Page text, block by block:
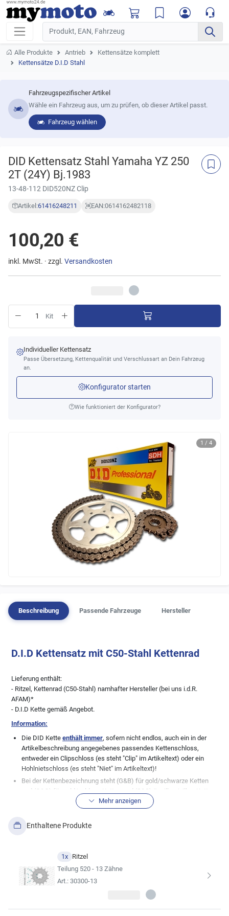
Alle Produkte Antrieb
Kettensätze komplett
Kettensätze D.I.D Stahl
Fahrzeugspezifischer Artikel
Wähle ein Fahrzeug aus, um zu prüfen, ob dieser Artikel passt.
Fahrzeug wählen
DID Kettensatz Stahl Yamaha YZ 250
2T (24Y) Bj.1983
13-48-112 DID520NZ Clip
Artikel:61416248211 EAN:0614162482118
1 / 4
100,20 €
inkl. MwSt. · zzgl. Versandkosten
Kit
Individueller Kettensatz
Passe Übersetzung, Kettenqualität und Verschlussart an Dein Fahrzeug
an.
Konfigurator starten
Wie funktioniert der Konfigurator?
Beschreibung Passende Fahrzeuge Hersteller
D.I.D Kettensatz mit C50-Stahl Kettenrad
Lieferung enthält:
- Ritzel, Kettenrad (C50-Stahl) namhafter Hersteller (bei uns i.d.R.
AFAM)*
- D.I.D Kette gemäß Angebot.
Information:
Die DID Kette enthält immer, sofern nicht endlos, auch ein in der
Artikelbeschreibung angegebenes passendes Kettenschloss,
entweder ein Clipschloss (es steht "Clip" im Artikeltext) oder ein
Hohlnietschloss (es steht "Niet" im Artikeltext)!
Bei der Kettenbezeichnung steht (G&B) für gold/schwarze Ketten
und (G&G) für gold/goldene Ketten und (S&S) ür silber/silber Ketten.
Normale, stahlfarbene Ketten (genannt schwarz), haben keine
Wichtige Info in Bezug zu den Teilen im Kettensatz:
Datenblättern der Fahrzeughersteller, daher weisen wir ausdrücklich
die absolute Richtigkeit der von uns hier angezeigten
Fahrzeugzuordnungen zu dem angebotenen Artikel von uns. Bei
vielen Fahrzeugen wurden auch gerne mal undokumentierte
Änderungen seitens der Hersteller durchgeführt, so dass die hier
Mehr anzeigen
Enthaltene Produkte
1x Ritzel
Teilung 520 - 13 Zähne
Art.: 30300-13